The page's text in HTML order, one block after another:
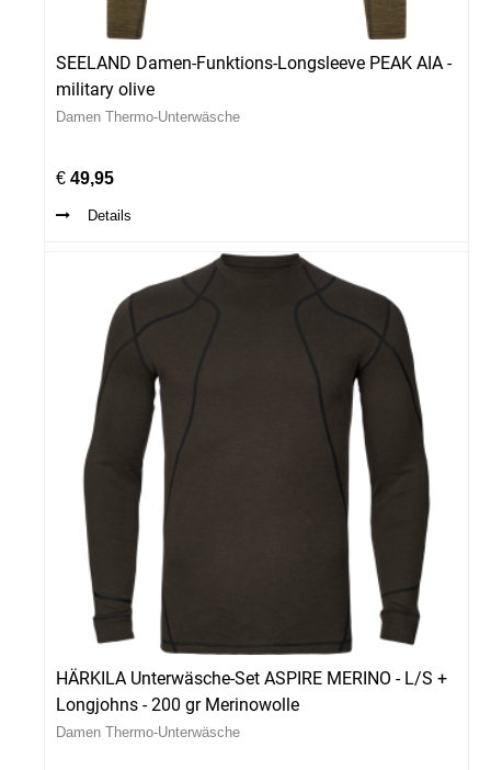
SEELAND Damen-Funktions-Longsleeve PEAK AIA -
military olive
Damen Thermo-Unterwäsche
€ 49,95
Details
HÄRKILA Unterwäsche-Set ASPIRE MERINO - L/S +
Longjohns - 200 gr Merinowolle
Damen Thermo-Unterwäsche